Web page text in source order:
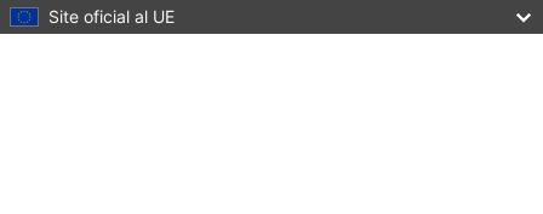
Site oficial al UE